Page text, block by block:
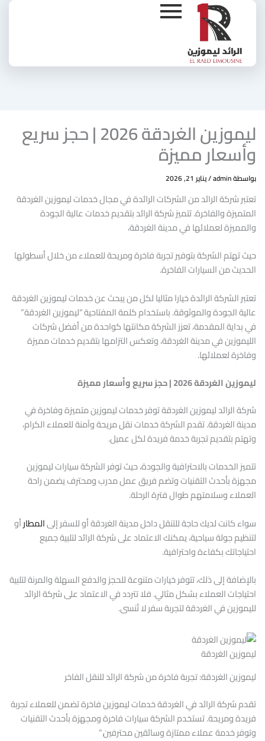
Skip
ليموزين الغردقة 2026 | حجز سريع
وأسعار مميزة
بواسطةadmin
/يناير 21, 2026
تعتبر شركة الرائد من الشركات الرائدة في مجال خدمات ليموزين الغردقة
المتميزة والفاخرة. تتميز شركة الرائد بتقديم خدمات عالية الجودة
والمميزة لعملائها في مدينة الغردقة،
حيث تهتم الشركة بتوفير تجربة فاخرة ومريحة للعملاء من خلال أسطولها
الحديث من السيارات الفاخرة.
تعتبر الشركة الرائدة خيارا مثاليا لكل من يبحث عن خدمات ليموزين الغردقة
عالية الجودة والموثوقة. باستخدام كلمة المفتاحية “ليموزين الغردقة”
في بداية المقدمة، تعزز الشركة مكانتها كواحدة من أفضل شركات
الليموزين في مدينة الغردقة، وتعكس التزامها بتقديم خدمات مميزة
وفاخرة لعملائها.
ليموزين الغردقة 2026 | حجز سريع وأسعار مميزة
شركة الرائد ليموزين الغردقة توفر خدمات ليموزين متميزة وفاخرة في
مدينة الغردقة. تقدم الشركة خدمات نقل مريحة وآمنة للعملاء الكرام،
وتهتم بتقديم تجربة خدمة فريدة لكل عميل.
تتميز الخدمات بالاحترافية والجودة، حيث توفر الشركة سيارات ليموزين
مجهزة بأحدث التقنيات وتضم فريق عمل مدرب ومحترف يضمن راحة
العملاء وسلامتهم طوال فترة الرحلة.
سواء كانت لديك حاجة للتنقل داخل مدينة الغردقة أو للسفر إلىالمطارأو
لتنظيم جولة سياحية، يمكنك الاعتماد على شركة الرائد لتلبية جميع
احتياجاتك بكفاءة واحترافية.
بالإضافة إلى ذلك، تتوفر خيارات متنوعة للحجز والدفع السهلة والمرنة لتلبية
احتياجات العملاء بشكل مثالي. فلا تتردد في الاعتماد على شركة الرائد
لليموزين في الغردقة لتجربة سفر لا تُنسى.
ليموزين الغردقة
ليموزين الغردقة: تجربة فاخرة من شركة الرائد للنقل الفاخر
تقدم شركة الرائد في الغردقة خدمات ليموزين فاخرة تضمن للعملاء تجربة
فريدة ومريحة. تستخدم الشركة سيارات فاخرة ومجهزة بأحدث التقنيات
وتوفر خدمة عملاء ممتازة وسائقين محترفين.”